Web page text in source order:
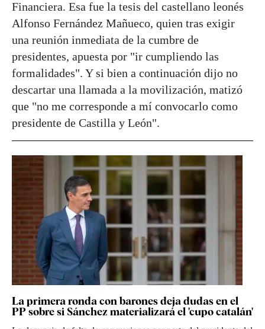
Financiera. Esa fue la tesis del castellano leonés
Alfonso Fernández Mañueco, quien tras exigir
una reunión inmediata de la cumbre de
presidentes, apuesta por "ir cumpliendo las
formalidades". Y si bien a continuación dijo no
descartar una llamada a la movilización, matizó
que "no me corresponde a mí convocarlo como
presidente de Castilla y León".
La primera ronda con barones deja dudas en el
PP sobre si Sánchez materializará el 'cupo catalán'